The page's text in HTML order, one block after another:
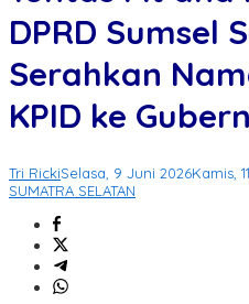
DPRD Sumsel
Serahkan
KPID ke
Tri RickiSelasa, 9 Juni 2026Kamis,
SUMATRA SELATAN